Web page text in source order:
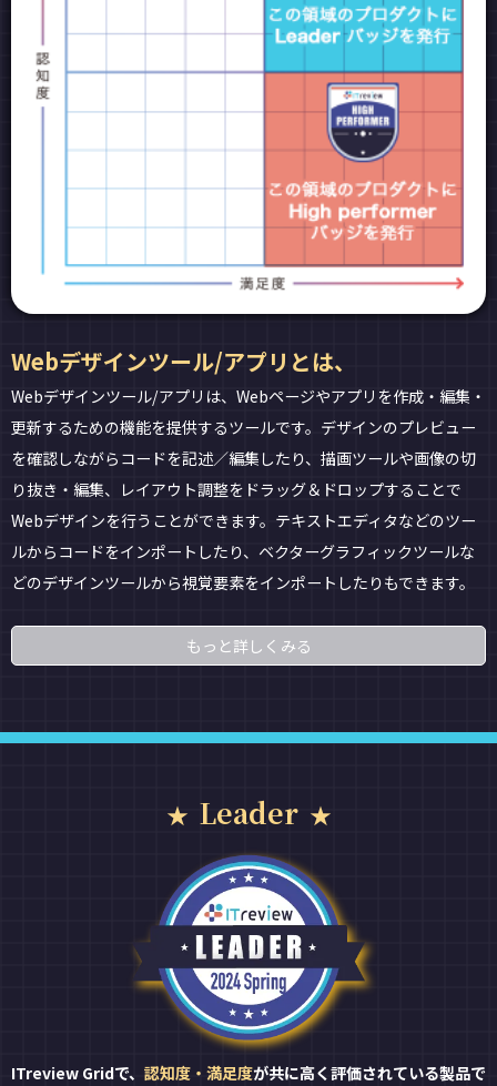
Webデザインツール/アプリとは、
Webデザインツール/アプリは、Webページやアプリを作成・編集・
更新するための機能を提供するツールです。デザインのプレビュー
を確認しながらコードを記述／編集したり、描画ツールや画像の切
り抜き・編集、レイアウト調整をドラッグ＆ドロップすることで
Webデザインを行うことができます。テキストエディタなどのツー
ルからコードをインポートしたり、ベクターグラフィックツールな
どのデザインツールから視覚要素をインポートしたりもできます。
もっと詳しくみる
Leader
ITreview Gridで、 認知度・満足度が共に高く評価されている製品で